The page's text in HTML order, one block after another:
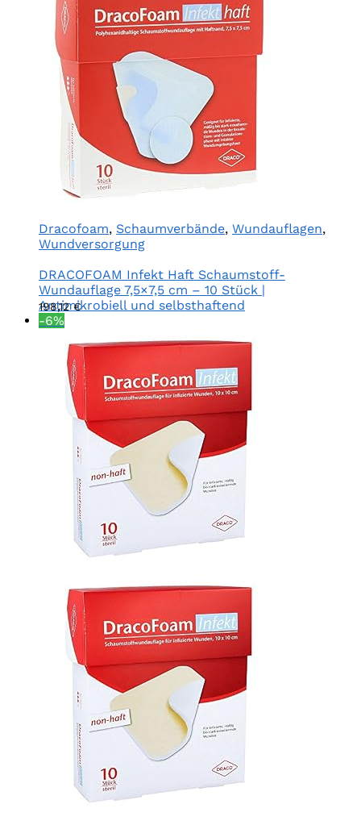
Dracofoam, Schaumverbände, Wundauflagen,
Wundversorgung
DRACOFOAM Infekt Haft Schaumstoff-
Wundauflage 7,5×7,5 cm – 10 Stück |
Antimikrobiell und selbsthaftend
198,12€
-6%